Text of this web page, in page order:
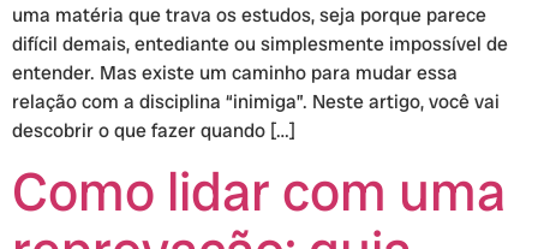
uma matéria que trava os estudos, seja porque parece
difícil demais, entediante ou simplesmente impossível de
entender. Mas existe um caminho para mudar essa
relação com a disciplina “inimiga”. Neste artigo, você vai
descobrir o que fazer quando […]
Como lidar com uma